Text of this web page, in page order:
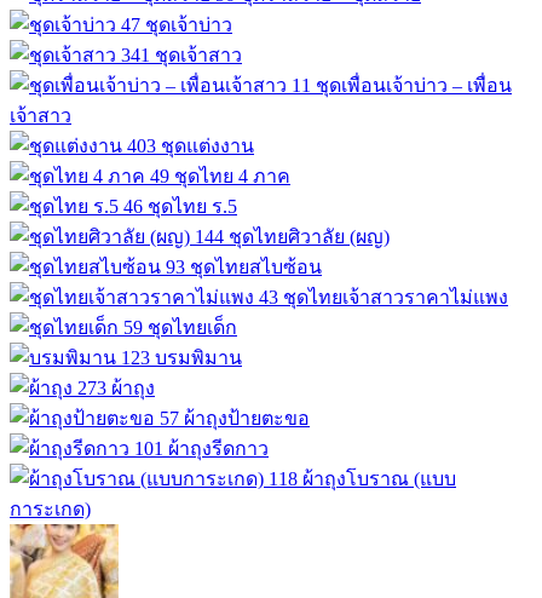
47 ชุดเจ้าบ่าว
341 ชุดเจ้าสาว
11 ชุดเพื่อนเจ้าบ่าว – เพื่อน
เจ้าสาว
403 ชุดแต่งงาน
49 ชุดไทย 4 ภาค
46 ชุดไทย ร.5
144 ชุดไทยศิวาลัย (ผญ)
93 ชุดไทยสไบซ้อน
43 ชุดไทยเจ้าสาวราคาไม่แพง
59 ชุดไทยเด็ก
123 บรมพิมาน
273 ผ้าถุง
57 ผ้าถุงป้ายตะขอ
101 ผ้าถุงรีดกาว
118 ผ้าถุงโบราณ (แบบ
การะเกด)